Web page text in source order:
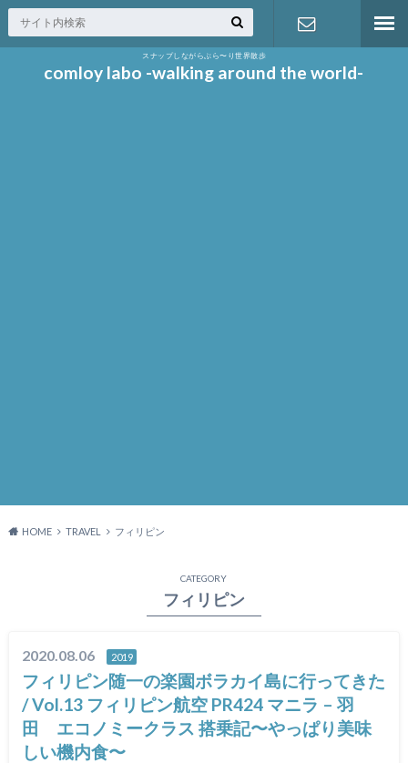
スナップしながらぶら〜り世界散歩
comloy labo -walking around the world-
お問い合わ
HOME TRAVEL フィリピン
CATEGORY
フィリピン
2020.08.06 2019
フィリピン随一の楽園ボラカイ島に行ってきた
/ Vol.13 フィリピン航空 PR424 マニラ – 羽
田 エコノミークラス 搭乗記〜やっぱり美味
しい機内食〜